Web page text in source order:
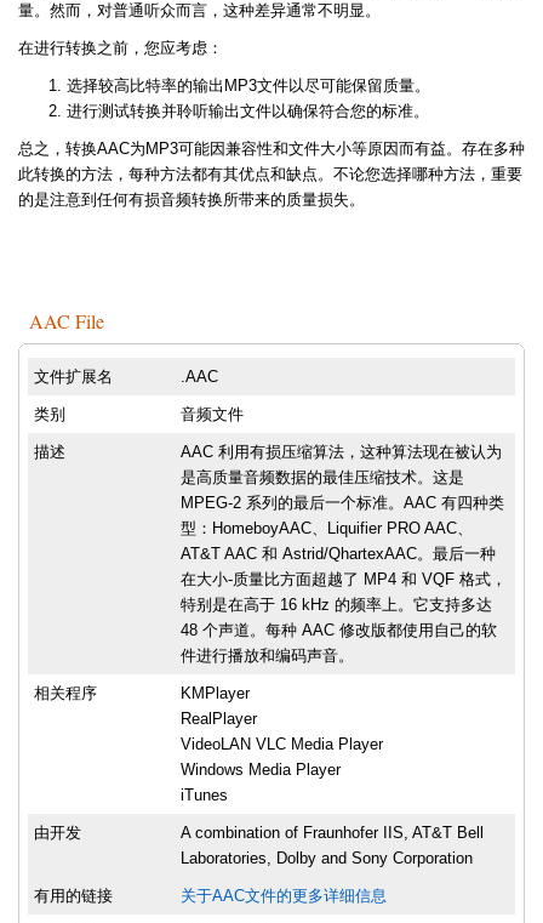
量。然而，对普通听众而言，这种差异通常不明显。
在进行转换之前，您应考虑：
选择较高比特率的输出MP3文件以尽可能保留质量。
进行测试转换并聆听输出文件以确保符合您的标准。
总之，转换AAC为MP3可能因兼容性和文件大小等原因而有益。存在多种
此转换的方法，每种方法都有其优点和缺点。不论您选择哪种方法，重要
的是注意到任何有损音频转换所带来的质量损失。
AAC File
文件扩展名 .AAC
类别 音频文件
描述
AAC 利用有损压缩算法，这种算法现在被认为
是高质量音频数据的最佳压缩技术。这是
MPEG-2 系列的最后一个标准。AAC 有四种类
型：HomeboyAAC、Liquifier PRO AAC、
AT&T AAC 和 Astrid/QhartexAAC。最后一种
在大小-质量比方面超越了 MP4 和 VQF 格式，
特别是在高于 16 kHz 的频率上。它支持多达
48 个声道。每种 AAC 修改版都使用自己的软
件进行播放和编码声音。
相关程序
KMPlayer
RealPlayer
VideoLAN VLC Media Player
Windows Media Player
iTunes
由开发
A combination of Fraunhofer IIS, AT&T Bell
Laboratories, Dolby and Sony Corporation
有用的链接 关于AAC文件的更多详细信息